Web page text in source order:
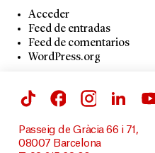
Acceder
Feed de entradas
Feed de comentarios
WordPress.org
Passeig de Gràcia 66 i 71,
08007 Barcelona